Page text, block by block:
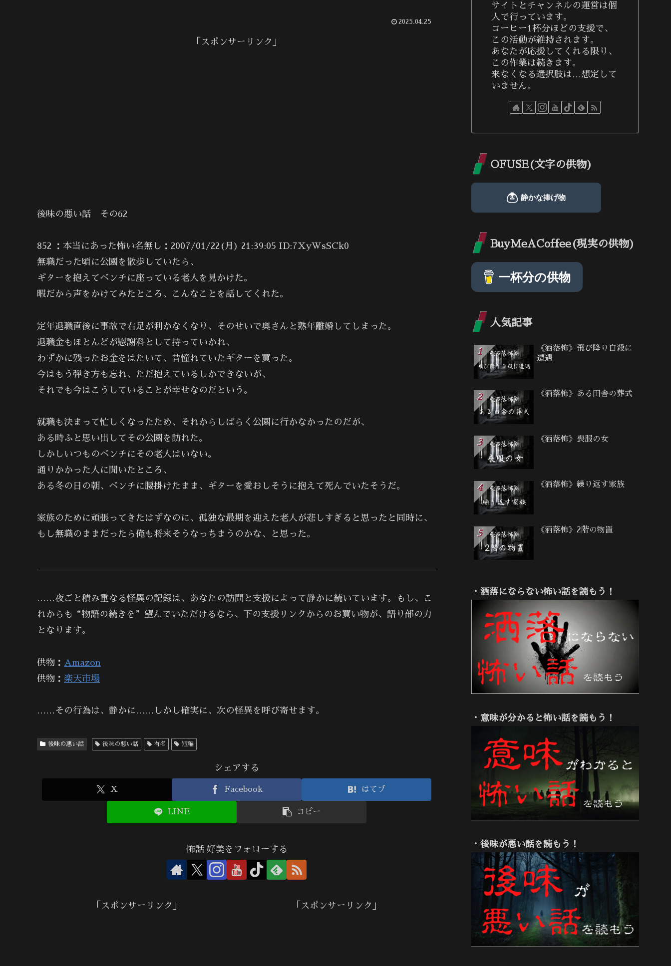
2025.04.25
「スポンサーリンク」
後味の悪い話 その62
852 ：本当にあった怖い名無し：2007/01/22(月) 21:39:05 ID:7XyWsSCk0
無職だった頃に公園を散歩していたら、
ギターを抱えてベンチに座っている老人を見かけた。
暇だから声をかけてみたところ、こんなことを話してくれた。
定年退職直後に事故で右足が利かなくなり、そのせいで奥さんと熟年離婚してしまった。
退職金もほとんどが慰謝料として持っていかれ、
わずかに残ったお金をはたいて、昔憧れていたギターを買った。
今はもう弾き方も忘れ、ただ抱えているしかできないが、
それでも今はこうしていることが幸せなのだという。
就職も決まって忙しくなったため、それからしばらく公園に行かなかったのだが、
ある時ふと思い出してその公園を訪れた。
しかしいつものベンチにその老人はいない。
通りかかった人に聞いたところ、
ある冬の日の朝、ベンチに腰掛けたまま、ギターを愛おしそうに抱えて死んでいたそうだ。
家族のために頑張ってきたはずなのに、孤独な最期を迎えた老人が悲しすぎると思ったと同時に、
もし無職のままだったら俺も将来そうなっちまうのかな、と思った。
……夜ごと積み重なる怪異の記録は、あなたの訪問と支援によって静かに続いています。もし、こ
れからも“物語の続きを”望んでいただけるなら、下の支援リンクからのお買い物が、語り部の力
となります。
供物： Amazon
供物： 楽天市場
……その行為は、静かに……しかし確実に、次の怪異を呼び寄せます。
後味の悪い話 後味の悪い話 有名 短編
シェアする
X Facebook はてブ
LINE コピー
怖話 好美をフォローする
「スポンサーリンク」 「スポンサーリンク」
サイトとチャンネルの運営は個
人で行っています。
コーヒー1杯分ほどの支援で、
この活動が維持されます。
あなたが応援してくれる限り、
この作業は続きます。
来なくなる選択肢は…想定して
いません。
OFUSE(文字の供物)
BuyMeACoffee(現実の供物)
一杯分の供物
人気記事
《洒落怖》飛び降り自殺に
遭遇
《洒落怖》ある田舎の葬式
《洒落怖》喪服の女
《洒落怖》繰り返す家族
《洒落怖》2階の物置
・洒落にならない怖い話を読もう！
・意味が分かると怖い話を読もう！
・後味が悪い話を読もう！